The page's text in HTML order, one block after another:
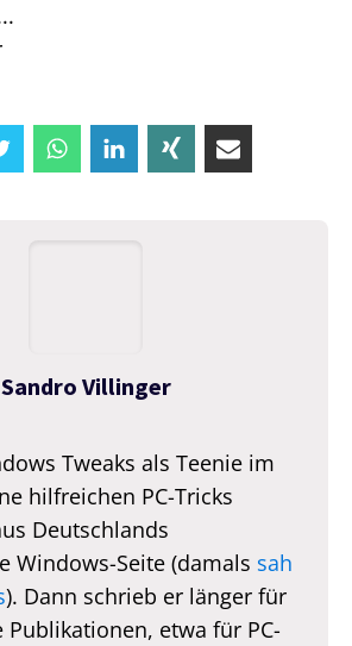
Sandro Villinger
Tweaks als Teenie im
hilfreichen PC-Tricks
Deutschlands
Windows-Seite (damals sah
). Dann schrieb er länger für
etwa für PC-